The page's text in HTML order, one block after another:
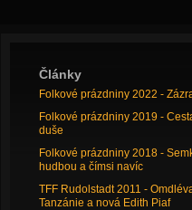
Články
Folkové prázdniny 2022 -
Folkové prázdniny 2019 -
duše
Folkové prázdniny 2018 -
hudbou a čímsi navíc
TFF Rudolstadt 2011 -
Tanzánie a nová Edith Piaf